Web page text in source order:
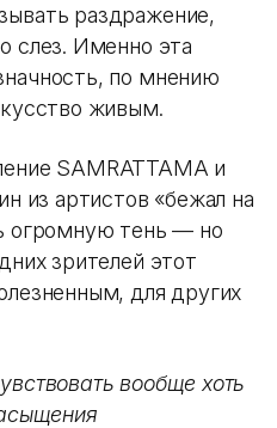
раздражение,
слез. Именно эта
по мнению
живым.
SAMRATTAMA и
из артистов «бежал на
огромную тень — но
зрителей этот
для других
вообще хоть